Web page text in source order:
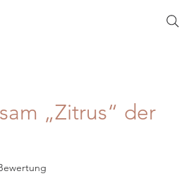
„Zitrus“ der
von fünf Sternen, basierend auf 1